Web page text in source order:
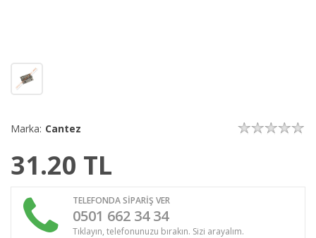
Marka: Cantez
31.20 TL
TELEFONDA SİPARİŞ VER
0501 662 34 34
Tıklayın, telefonunuzu bırakın. Sizi arayalım.